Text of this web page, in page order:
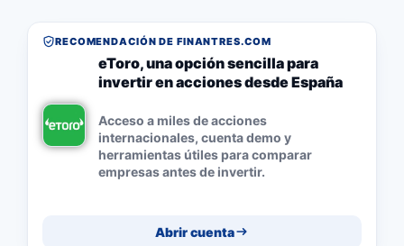
RECOMENDACIÓN DE FINANTRES.COM
eToro, una opción sencilla para
invertir en acciones desde España
Acceso a miles de acciones
internacionales, cuenta demo y
herramientas útiles para comparar
empresas antes de invertir.
Abrir cuenta